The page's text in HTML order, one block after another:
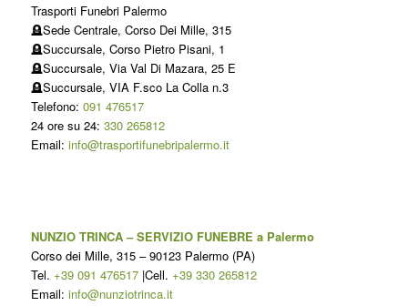
Trasporti Funebri Palermo
🪦Sede Centrale, Corso Dei Mille, 315
🪦Succursale, Corso Pietro Pisani, 1
🪦Succursale, Via Val Di Mazara, 25 E
🪦Succursale, VIA F.sco La Colla n.3
Telefono: 091 476517
24 ore su 24: 330 265812
Email: info@trasportifunebripalermo.it
NUNZIO TRINCA – SERVIZIO FUNEBRE a Palermo
Corso dei Mille, 315–90123 Palermo(PA)
Tel. +39 091 476517|Cell. +39 330 265812
Email: info@nunziotrinca.it